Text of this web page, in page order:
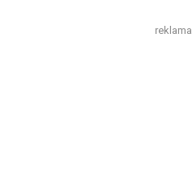
reklama